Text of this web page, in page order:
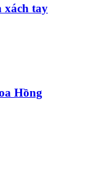
xách tay
Hồng